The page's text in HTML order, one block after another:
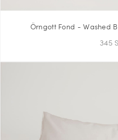
Örngott Fond - Washed
345